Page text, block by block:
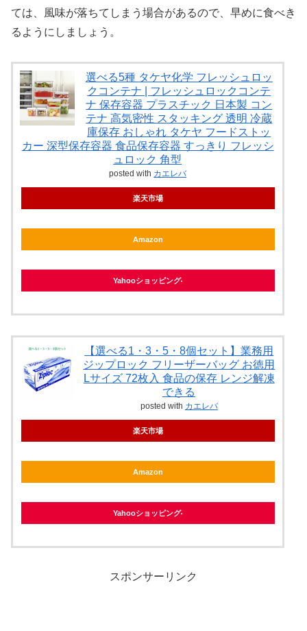
ては、風味が落ちてしまう場合があるので、早めに食べき
るようにしましょう。
選べる5種 タケヤ化学 フレッシュロッ
クコンテナ | フレッシュロックコンテ
ナ 保存容器 プラスチック 日本製 コン
テナ 高気密性 スタッキング 透明 冷蔵
庫保存 おしゃれ タケヤ フードストッ
カー 深型保存容器 食品保存容器 すっきり フレッシ
ュロック 角型
posted with カエレバ
楽天市場
Amazon
Yahooショッピング
【選べる1・3・5・8個セット】業務用
ジップロック フリーザーバッグ お徳用
Lサイズ 72枚入 食品の保存 レンジ解凍
できる
posted with カエレバ
楽天市場
Amazon
Yahooショッピング
スポンサーリンク